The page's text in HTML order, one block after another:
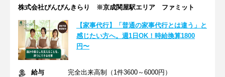
株式会社ぴんぴんきらり ※京成関屋駅エリア ファミット
【家事代行】「普通の家事代行とは違う」と
感じたい方へ。週1日OK！時給換算1800
円〜
給与
完全出来高制（1件3600～6000円）